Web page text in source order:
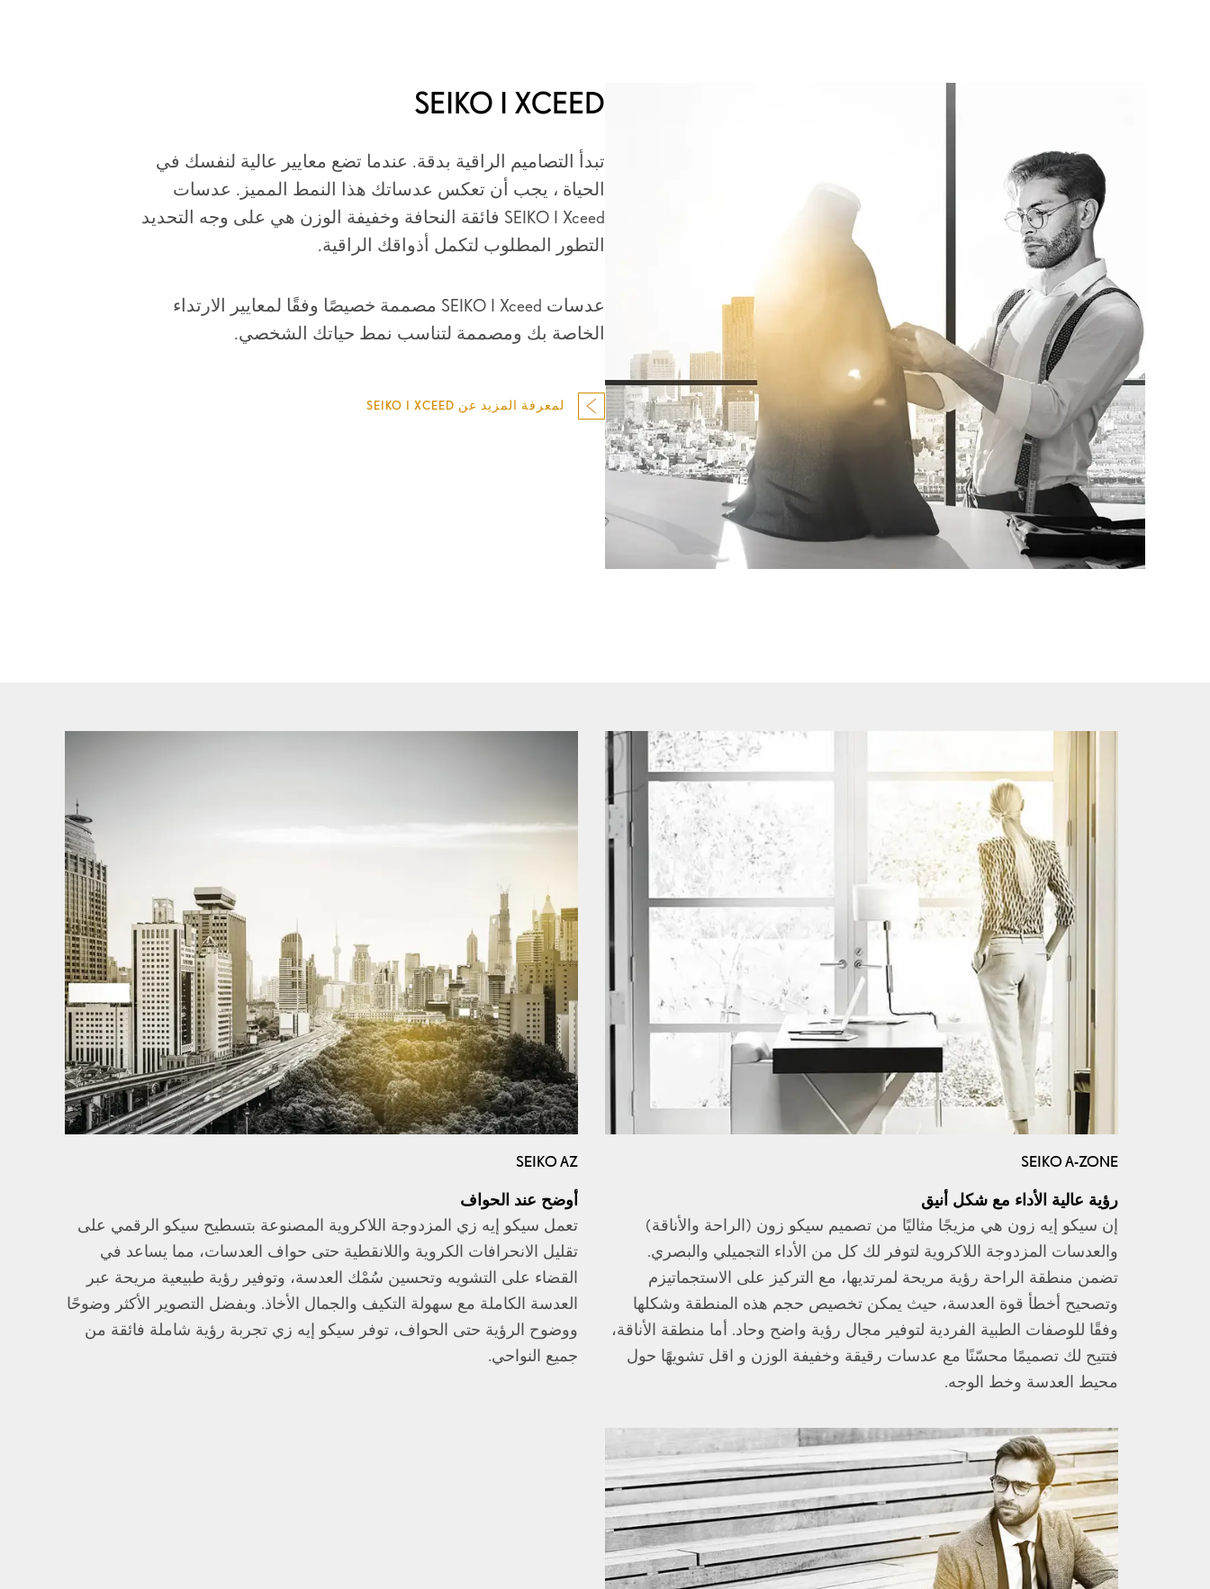
SEIKO I XCEED
تبدأ التصاميم الراقية بدقة. عندما تضع معايير عالية لنفسك في
الحياة ، يجب أن تعكس عدساتك هذا النمط المميز. عدسات
SEIKO I Xceed فائقة النحافة وخفيفة الوزن هي على وجه التحديد
التطور المطلوب لتكمل أذواقك الراقية.
عدسات SEIKO I Xceed مصممة خصيصًا وفقًا لمعايير الارتداء
الخاصة بك ومصممة لتناسب نمط حياتك الشخصي.
لمعرفة المزيد عن SEIKO I XCEED
SEIKO A-ZONE
رؤية عالية الأداء مع شكل أنيق
إن سيكو إيه زون هي مزيجًا مثاليًا من تصميم سيكو زون (الراحة والأناقة)
والعدسات المزدوجة اللاكروية لتوفر لك كل من الأداء التجميلي والبصري.
تضمن منطقة الراحة رؤية مريحة لمرتديها، مع التركيز على الاستجماتيزم
وتصحيح أخطأ قوة العدسة، حيث يمكن تخصيص حجم هذه المنطقة وشكلها
وفقًا للوصفات الطبية الفردية لتوفير مجال رؤية واضح وحاد. أما منطقة الأناقة،
فتتيح لك تصميمًا محسّنًا مع عدسات رقيقة وخفيفة الوزن و اقل تشويهًا حول
محيط العدسة وخط الوجه.
SEIKO AZ
أوضح عند الحواف
تعمل سيكو إيه زي المزدوجة اللاكروية المصنوعة بتسطيح سيكو الرقمي على
تقليل الانحرافات الكروية واللانقطية حتى حواف العدسات، مما يساعد في
القضاء على التشويه وتحسين سُمْك العدسة، وتوفير رؤية طبيعية مريحة عبر
العدسة الكاملة مع سهولة التكيف والجمال الأخاذ. وبفضل التصوير الأكثر وضوحًا
ووضوح الرؤية حتى الحواف، توفر سيكو إيه زي تجربة رؤية شاملة فائقة من
جميع النواحي.